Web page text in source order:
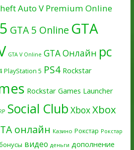
Auto V Premium Online
GTA 5 Online GTA
GTA V Online GTA Онлайн pc
PlayStation 5 PS4 Rockstar
Rockstar Games Launcher
Social Club XboxXbox
онлайн Казино Рокстар Рокстар
видео деньги дополнение